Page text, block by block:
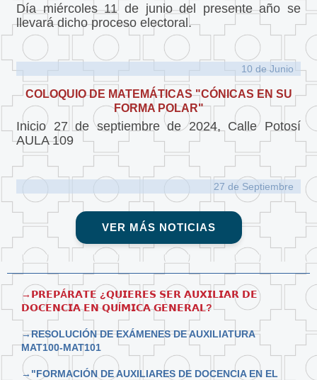
Día miércoles 11 de junio del presente año se
llevará dicho proceso electoral.
10 de Junio
COLOQUIO DE MATEMÁTICAS "CÓNICAS EN SU
FORMA POLAR"
Inicio 27 de septiembre de 2024, Calle Potosí
AULA 109
27 de Septiembre
VER MÁS NOTICIAS
→𝗣𝗥𝗘𝗣Á𝗥𝗔𝗧𝗘 ¿𝗤𝗨𝗜𝗘𝗥𝗘𝗦 𝗦𝗘𝗥 𝗔𝗨𝗫𝗜𝗟𝗜𝗔𝗥 𝗗𝗘
𝗗𝗢𝗖𝗘𝗡𝗖𝗜𝗔 𝗘𝗡 𝗤𝗨Í𝗠𝗜𝗖𝗔 𝗚𝗘𝗡𝗘𝗥𝗔𝗟?
→RESOLUCIÓN DE EXÁMENES DE AUXILIATURA
MAT100-MAT101
→"FORMACIÓN DE AUXILIARES DE DOCENCIA EN EL